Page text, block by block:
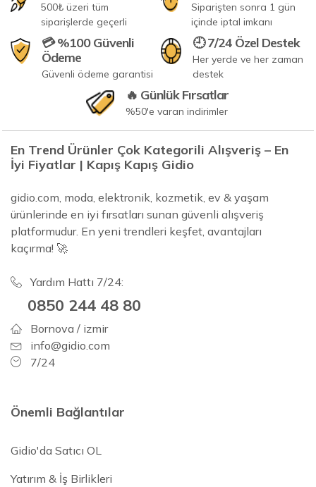
500₺ üzeri tüm
siparişlerde geçerli
Siparişten sonra 1 gün
içinde iptal imkanı
💳 %100 Güvenli
Ödeme
Güvenli ödeme garantisi
🕘 7/24 Özel Destek
Her yerde ve her zaman
destek
🔥 Günlük Fırsatlar
%50'e varan indirimler
En Trend Ürünler Çok Kategorili Alışveriş – En
İyi Fiyatlar | Kapış Kapış Gidio
gidio.com, moda, elektronik, kozmetik, ev & yaşam
ürünlerinde en iyi fırsatları sunan güvenli alışveriş
platformudur. En yeni trendleri keşfet, avantajları
kaçırma! 🚀
Yardım Hattı 7/24:
0850 244 48 80
Bornova / izmir
info@gidio.com
7/24
Önemli Bağlantılar
Gidio'da Satıcı OL
Yatırım & İş Birlikleri